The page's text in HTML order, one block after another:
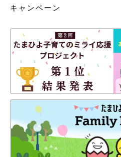
キャンペーン